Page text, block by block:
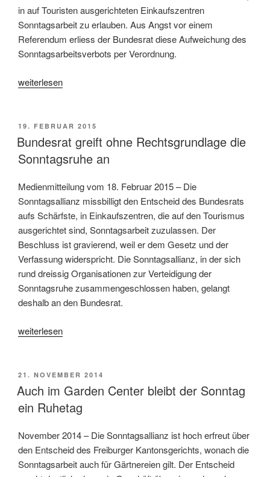
in auf Touristen ausgerichteten Einkaufszentren
Sonntagsarbeit zu erlauben. Aus Angst vor einem
Referendum erliess der Bundesrat diese Aufweichung des
Sonntagsarbeitsverbots per Verordnung.
«Sonntag
Post
teilen!»
weiterlesen
VERÖFFENTLICHT
AM
19. FEBRUAR 2015
Bundesrat greift ohne Rechtsgrundlage die
Sonntagsruhe an
Medienmitteilung vom 18. Februar 2015 – Die
Sonntagsallianz missbilligt den Entscheid des Bundesrats
aufs Schärfste, in Einkaufszentren, die auf den Tourismus
ausgerichtet sind, Sonntagsarbeit zuzulassen. Der
Beschluss ist gravierend, weil er dem Gesetz und der
Verfassung widerspricht. Die Sonntagsallianz, in der sich
rund dreissig Organisationen zur Verteidigung der
Sonntagsruhe zusammengeschlossen haben, gelangt
deshalb an den Bundesrat.
«Bundesrat
Rechtsgrundlage
die
Sonntagsruhe
an»
weiterlesen
VERÖFFENTLICHT
AM
21. NOVEMBER 2014
Auch im Garden Center bleibt der Sonntag
ein Ruhetag
November 2014 – Die Sonntagsallianz ist hoch erfreut über
den Entscheid des Freiburger Kantonsgerichts, wonach die
Sonntagsarbeit auch für Gärtnereien gilt. Der Entscheid